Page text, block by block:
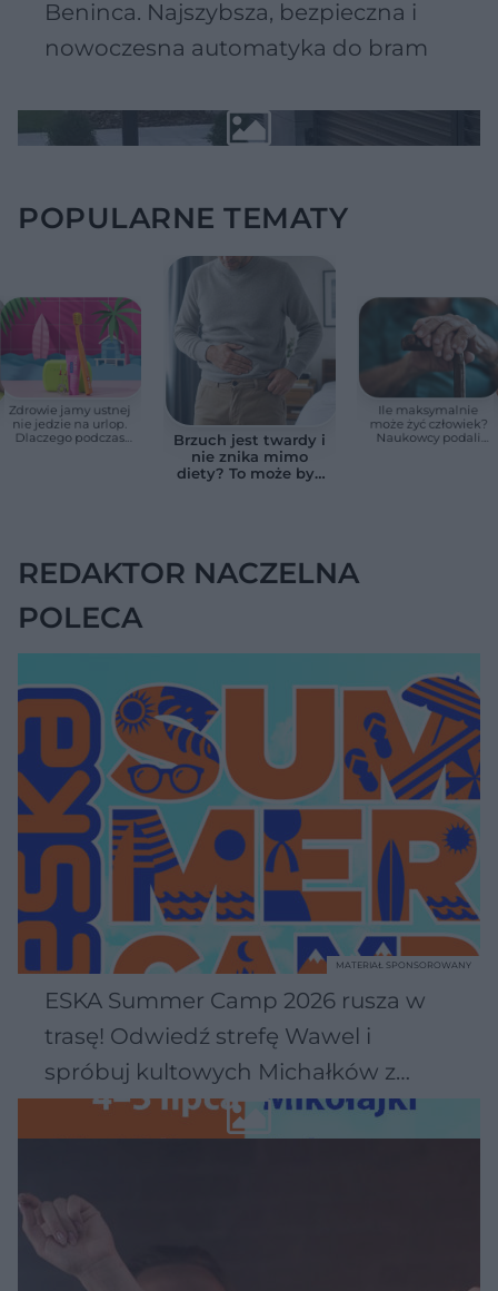
Beninca. Najszybsza, bezpieczna i
nowoczesna automatyka do bram
POPULARNE TEMATY
Zdrowie jamy ustnej
nie jedzie na urlop.
Dlaczego podczas
Brzuch jest twardy i
nie znika mimo
diety? To może być
Ile maksymalnie
może żyć człowiek?
Naukowcy podali
REDAKTOR NACZELNA
POLECA
ESKA Summer Camp 2026 rusza w
trasę! Odwiedź strefę Wawel i
spróbuj kultowych Michałków z
Wawelu
MATERIAŁ SPONSOROWANY